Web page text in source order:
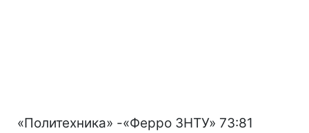
«Политехника» -«Ферро ЗНТУ» 73:81